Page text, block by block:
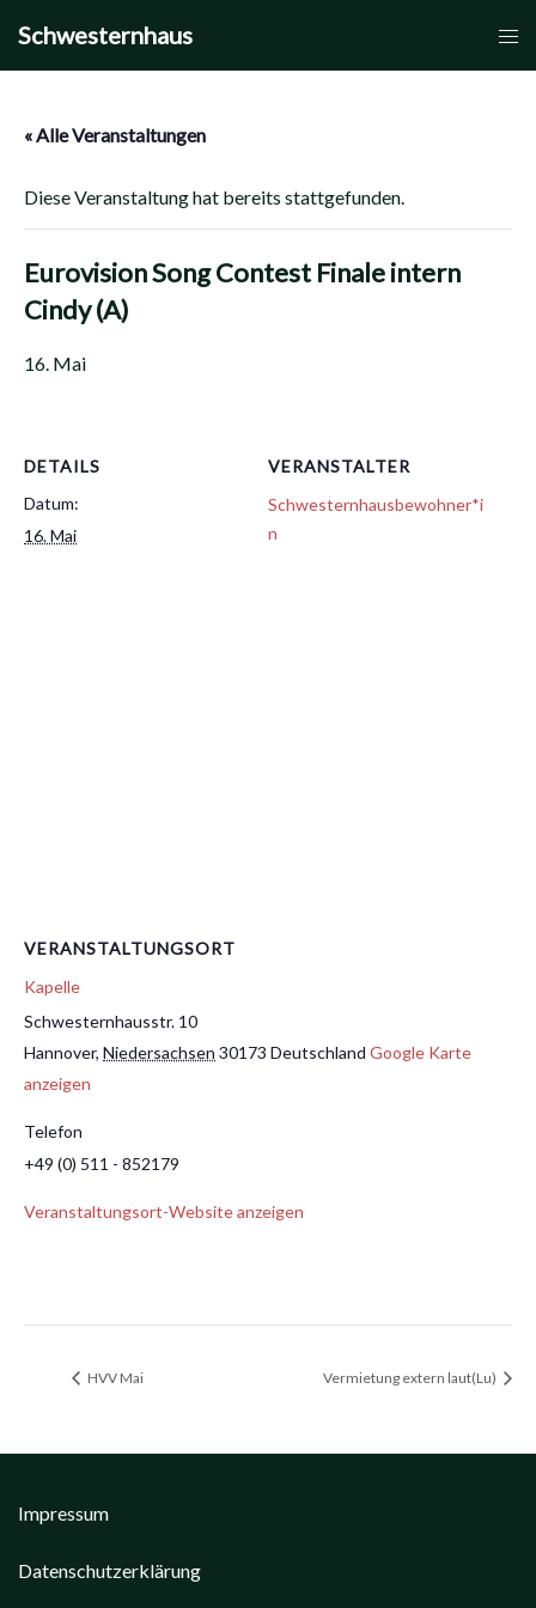
Inhalt
Schwesternhaus
« Alle Veranstaltungen
Diese Veranstaltung hat bereits stattgefunden.
Eurovision Song Contest Finale intern
Cindy (A)
16. Mai
DETAILS
Datum:
16. Mai
VERANSTALTER
Schwesternhausbewohner*i
n
VERANSTALTUNGSORT
Kapelle
Schwesternhausstr. 10
Hannover, Niedersachsen 30173 Deutschland Google Karte
anzeigen
Telefon
+49 (0) 511 - 852179
Veranstaltungsort-Website anzeigen
HVV Mai Vermietung extern laut(Lu)
Impressum
Datenschutzerklärung